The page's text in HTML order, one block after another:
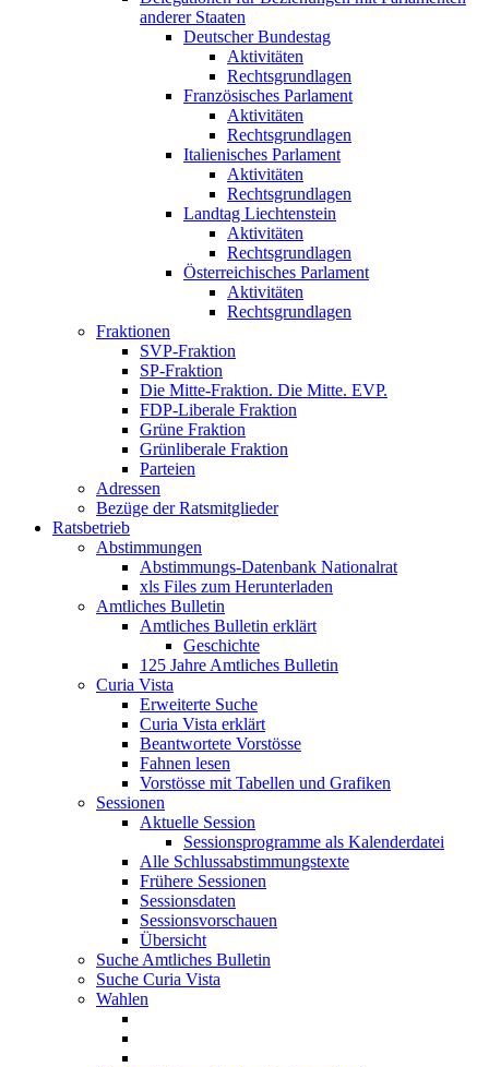
anderer Staaten
Deutscher Bundestag
Aktivitäten
Rechtsgrundlagen
Französisches Parlament
Aktivitäten
Rechtsgrundlagen
Italienisches Parlament
Aktivitäten
Rechtsgrundlagen
Landtag Liechtenstein
Aktivitäten
Rechtsgrundlagen
Österreichisches Parlament
Aktivitäten
Rechtsgrundlagen
Fraktionen
SVP-Fraktion
SP-Fraktion
Die Mitte-Fraktion. Die Mitte. EVP.
FDP-Liberale Fraktion
Grüne Fraktion
Grünliberale Fraktion
Parteien
Adressen
Bezüge der Ratsmitglieder
Ratsbetrieb
Abstimmungen
Abstimmungs-Datenbank Nationalrat
xls Files zum Herunterladen
Amtliches Bulletin
Amtliches Bulletin erklärt
Geschichte
125 Jahre Amtliches Bulletin
Curia Vista
Erweiterte Suche
Curia Vista erklärt
Beantwortete Vorstösse
Fahnen lesen
Vorstösse mit Tabellen und Grafiken
Sessionen
Aktuelle Session
Sessionsprogramme als Kalenderdatei
Alle Schlussabstimmungstexte
Frühere Sessionen
Sessionsdaten
Sessionsvorschauen
Übersicht
Suche Amtliches Bulletin
Suche Curia Vista
Wahlen